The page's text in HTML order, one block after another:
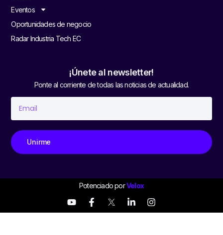
Eventos
Oportunidades de negocio
Radar Industria Tech EC
¡Únete al newsletter!
Ponte al corriente de todas las noticias de actualidad.
Unirme
Potenciado porVelox